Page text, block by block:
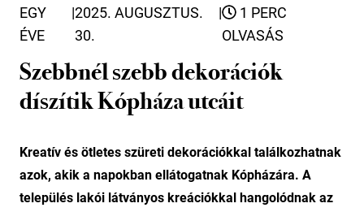
EGY
ÉVE
|2025. AUGUSZTUS.
30.
|
1 PERC
OLVASÁS
Szebbnél szebb dekorációk
díszítik Kópháza utcáit
Kreatív és ötletes szüreti dekorációkkal találkozhatnak
azok, akik a napokban ellátogatnak Kópházára. A
település lakói látványos kreációkkal hangolódnak az